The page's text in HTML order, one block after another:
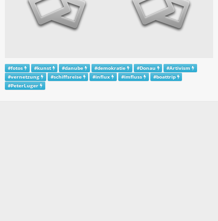
#fotos #kunst #danube #demokratie #Donau #Artivism
#vernetzung #schiffsreise #influx #imfluss #boattrip
#PeterLuger